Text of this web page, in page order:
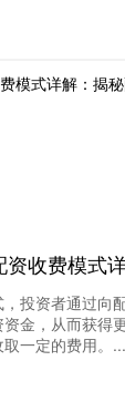
投资者通过向
金，从而获得
一定的费用。